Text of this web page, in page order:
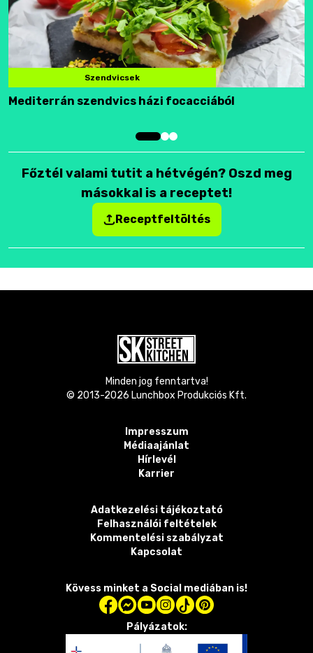
Szendvicsek
Mediterrán szendvics házi focacciából
Főztél valami tutit a hétvégén? Oszd meg
másokkal is a receptet!
Receptfeltöltés
Minden jog fenntartva!
© 2013-2026 Lunchbox Produkciós Kft.
Impresszum
Médiaajánlat
Hírlevél
Karrier
Adatkezelési tájékoztató
Felhasználói feltételek
Kommentelési szabályzat
Kapcsolat
Kövess minket a Social mediában is!
Pályázatok: